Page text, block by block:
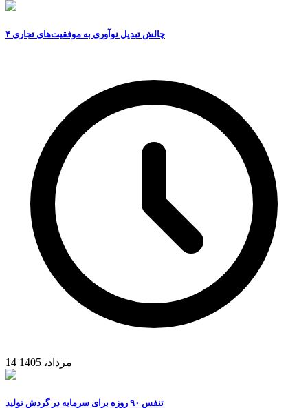
۴ چالش تبدیل نوآوری به موفقیت‌های تجاری
14 مرداد، 1405
تنفس ۹۰ روزه برای سرمایه در گردش تولید